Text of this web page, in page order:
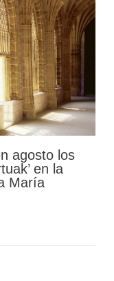
agosto los
en la
María